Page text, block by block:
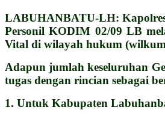
LABUHANBATU-LH:
Personil KODIM 02/09 LB
Vital di wilayah hukum
Adapun jumlah keseluruhan
tugas dengan rincian sebagai
1. Untuk Kabupaten